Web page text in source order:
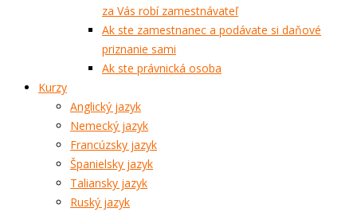
za Vás robí zamestnávateľ
Ak ste zamestnanec a podávate si daňové
priznanie sami
Ak ste právnická osoba
Kurzy
Anglický jazyk
Nemecký jazyk
Francúzsky jazyk
Španielsky jazyk
Taliansky jazyk
Ruský jazyk